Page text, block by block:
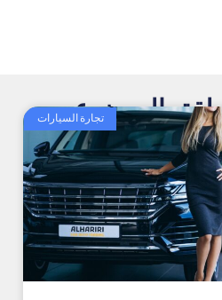
بالموضوعتجارة السيارات